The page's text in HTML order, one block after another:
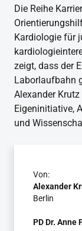
Die Reihe
Kardiologie für
zeigt, dass der
Laborlaufbahn
Alexander
Eigeninitiative,
und
Von:
Alexander
Berlin
PD Dr. Anne